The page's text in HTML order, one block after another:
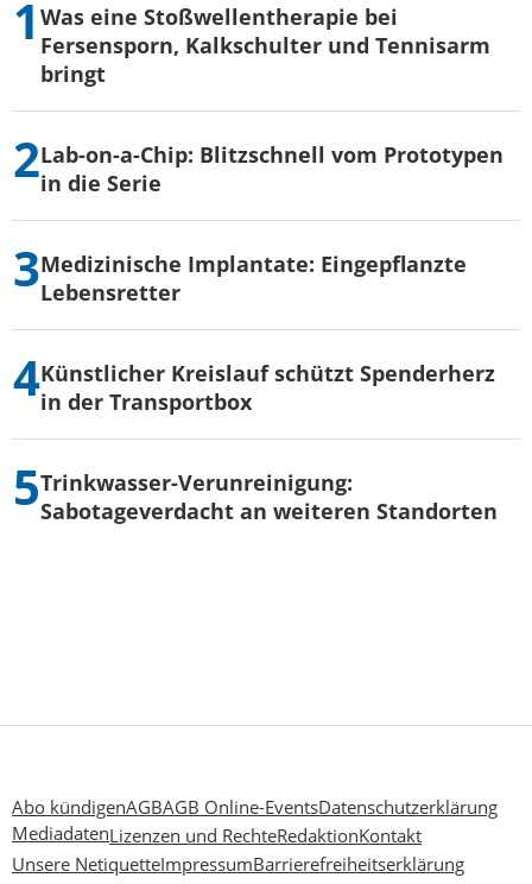
Was eine Stoßwellentherapie bei
Fersensporn, Kalkschulter und Tennisarm
bringt
Lab-on-a-Chip: Blitzschnell vom Prototypen
in die Serie
Medizinische Implantate: Eingepflanzte
Lebensretter
Künstlicher Kreislauf schützt Spenderherz
in der Transportbox
Trinkwasser-Verunreinigung:
Sabotageverdacht an weiteren Standorten
Abo kündigenAGBAGB Online-EventsDatenschutzerklärung
MediadatenLizenzen und RechteRedaktionKontakt
Unsere NetiquetteImpressumBarrierefreiheitserklärung